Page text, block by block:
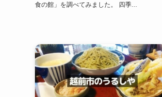
食の館」を調べてみました。 四季...